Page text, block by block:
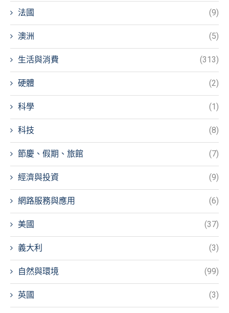
法國 (9)
澳洲 (5)
生活與消費 (313)
硬體 (2)
科學 (1)
科技 (8)
節慶、假期、旅館 (7)
經濟與投資 (9)
網路服務與應用 (6)
美國 (37)
義大利 (3)
自然與環境 (99)
英國 (3)